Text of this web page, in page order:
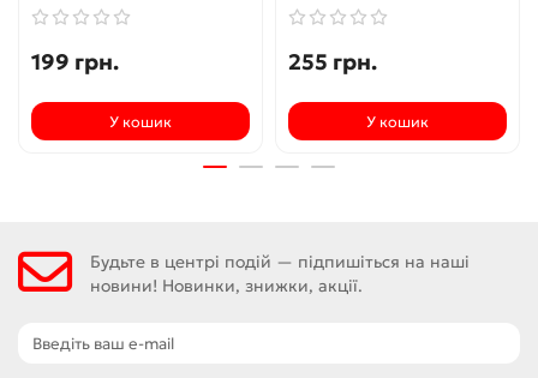
199 грн.
У кошик
255 грн.
У кошик
Будьте в центрі подій — підпишіться на наші
новини! Новинки, знижки, акції.